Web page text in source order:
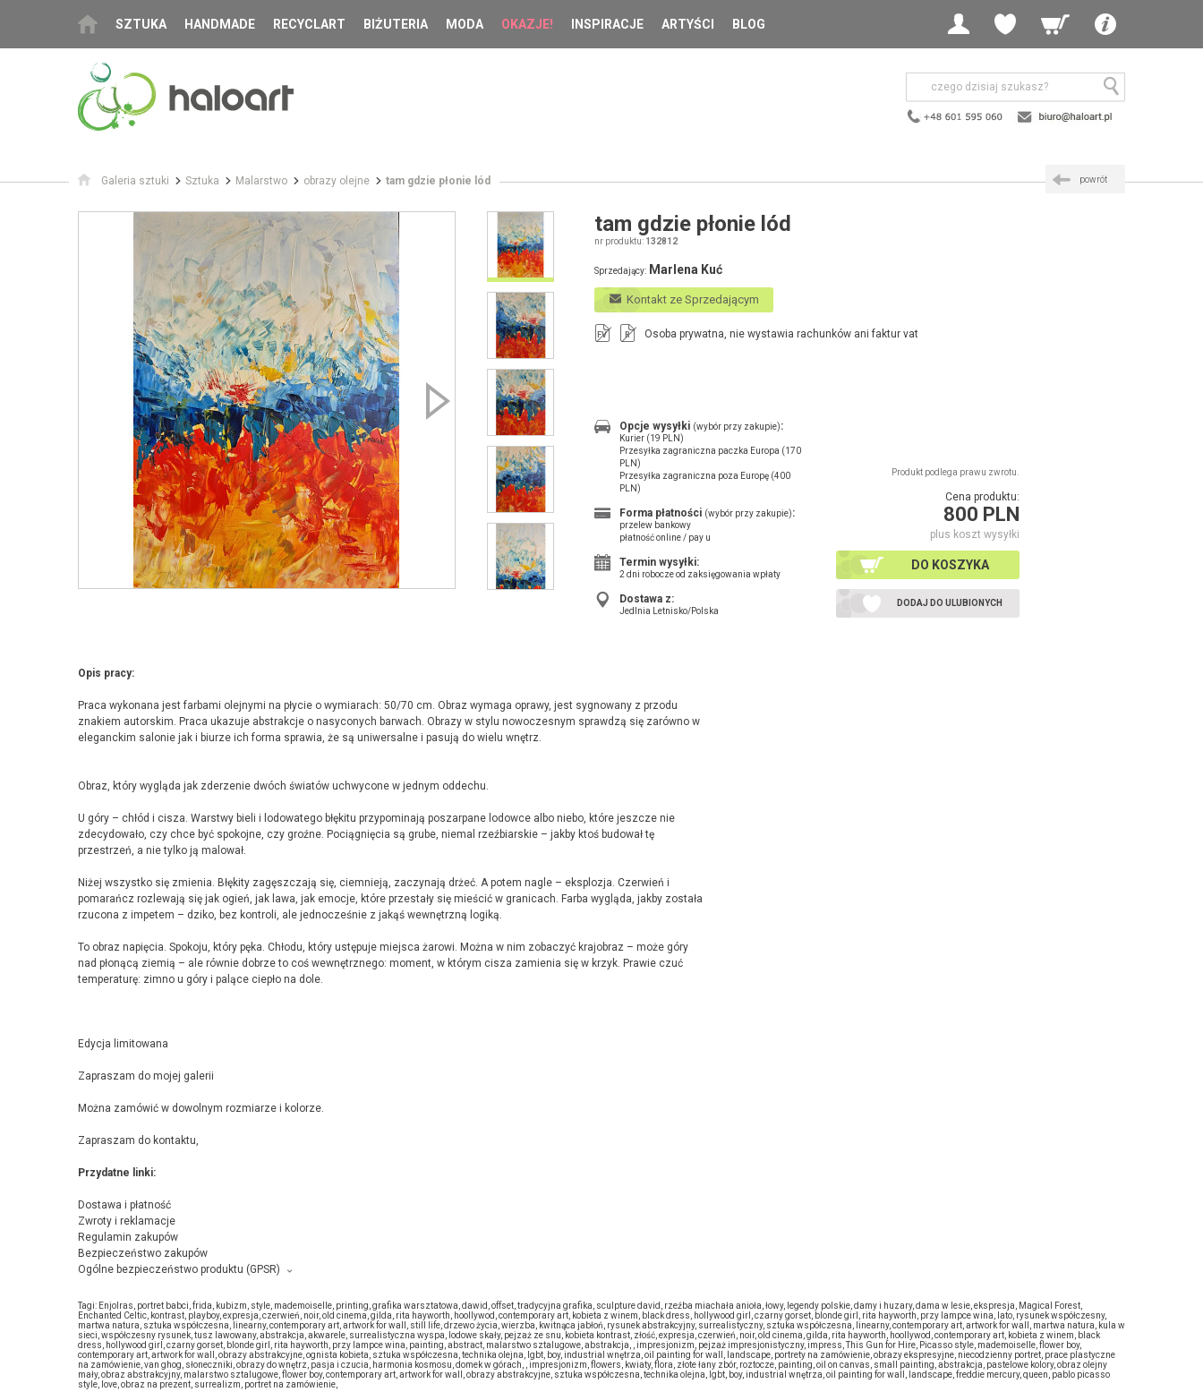
SZTUKA HANDMADE RECYCLART BIŻUTERIA MODA OKAZJE! INSPIRACJE ARTYŚCI BLOG
Galeria sztuki Sztuka Malarstwo obrazy olejne tam gdzie płonie lód powrót
tam gdzie płonie lód
nr produktu: 132812
Sprzedający: Marlena Kuć
Kontakt ze Sprzedającym
FV R Osoba prywatna, nie wystawia rachunków ani faktur vat
Produkt podlega prawu zwrotu.
Cena produktu:
800 PLN
plus koszt wysyłki
DO KOSZYKA
DODAJ DO ULUBIONYCH
Opcje wysyłki (wybór przy zakupie):
Kurier (19 PLN)
Przesyłka zagraniczna paczka Europa (170
PLN)
Przesyłka zagraniczna poza Europę (400
PLN)
Forma płatności (wybór przy zakupie):
przelew bankowy
płatność online / pay u
Termin wysyłki:
2 dni robocze od zaksięgowania wpłaty
Dostawa z:
Jedlnia Letnisko/Polska
Opis pracy:
Praca wykonana jest farbami olejnymi na płycie o wymiarach: 50/70 cm. Obraz wymaga oprawy, jest sygnowany z przodu
znakiem autorskim. Praca ukazuje abstrakcje o nasyconych barwach. Obrazy w stylu nowoczesnym sprawdzą się zarówno w
eleganckim salonie jak i biurze ich forma sprawia, że są uniwersalne i pasują do wielu wnętrz.
Obraz, który wygląda jak zderzenie dwóch światów uchwycone w jednym oddechu.
U góry – chłód i cisza. Warstwy bieli i lodowatego błękitu przypominają poszarpane lodowce albo niebo, które jeszcze nie
zdecydowało, czy chce być spokojne, czy groźne. Pociągnięcia są grube, niemal rzeźbiarskie – jakby ktoś budował tę
przestrzeń, a nie tylko ją malował.
Niżej wszystko się zmienia. Błękity zagęszczają się, ciemnieją, zaczynają drżeć. A potem nagle – eksplozja. Czerwień i
pomarańcz rozlewają się jak ogień, jak lawa, jak emocje, które przestały się mieścić w granicach. Farba wygląda, jakby została
rzucona z impetem – dziko, bez kontroli, ale jednocześnie z jakąś wewnętrzną logiką.
To obraz napięcia. Spokoju, który pęka. Chłodu, który ustępuje miejsca żarowi. Można w nim zobaczyć krajobraz – może góry
nad płonącą ziemią – ale równie dobrze to coś wewnętrznego: moment, w którym cisza zamienia się w krzyk. Prawie czuć
temperaturę: zimno u góry i palące ciepło na dole.
Edycja limitowana
Zapraszam do mojej galerii
Można zamówić w dowolnym rozmiarze i kolorze.
Zapraszam do kontaktu,
Przydatne linki:
Dostawa i płatność
Zwroty i reklamacje
Regulamin zakupów
Bezpieczeństwo zakupów
Ogólne bezpieczeństwo produktu (GPSR)
Marlena Kuć, Groszowice 89, 26-630 Jedlnia Letnisko, kontakt ze sprzedającym
Tagi: Enjolras portret babci frida kubizm style mademoiselle printing grafika warsztatowa dawid offset tradycyjna grafika sculpture david rzeźba miachała anioła łowy, legendy polskie damy i huzary, dama w lesie ekspresja Magical Forest
Enchanted Celtic kontrast playboy, expresja czerwień noir, old cinema gilda rita hayworth hoollywod contemporary art kobieta z winem black dress hollywood girl czarny gorset blonde girl rita hayworth przy lampce wina lato rysunek współczesny,
martwa natura sztuka współczesna linearny, contemporary art artwork for wall still life drzewo życia wierzba kwitnąca jabłoń rysunek abstrakcyjny, surrealistyczny, sztuka współczesna linearny, contemporary art artwork for wall martwa natura
kula w
sieci współczesny rysunek tusz lawowany, abstrakcja akwarele surrealistyczna wyspa lodowe skały, pejzaż ze snu kobieta kontrast złość expresja czerwień noir, old cinema gilda rita hayworth hoollywod contemporary art kobieta z winem
black
dress
hollywood girl czarny gorset blonde girl rita hayworth przy lampce wina painting abstract malarstwo sztalugowe abstrakcja impresjonizm pejzaż impresjonistyczny, impress ,This Gun for Hire Picasso style mademoiselle flower boy,
contemporary art artwork for wall obrazy abstrakcyjne ognista kobieta sztuka współczesna technika olejna lgbt boy, industrial wnętrza oil painting for wall landscape portrety na zamówienie obrazy ekspresyjne niecodzienny portret prace plastyczne
na zamówienie van ghog słoneczniki obrazy do wnętrz pasja i czucia harmonia kosmosu domek w górach impresjonizm flowers kwiaty, flora złote łany zbór, roztocze painting oil on canvas small painting abstrakcja pastelowe kolory, obraz olejny
mały, obraz abstrakcyjny, malarstwo sztalugowe flower boy, contemporary art artwork for wall obrazy abstrakcyjne sztuka współczesna technika olejna lgbt boy, industrial wnętrza oil painting for wall landscape freddie mercury, queen pablo picasso
style
love obraz na prezent surrealizm portret na zamówienie